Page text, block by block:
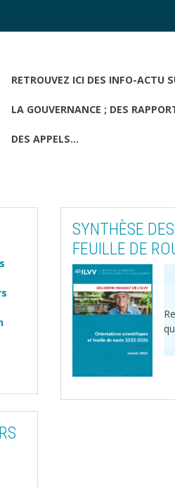
RETROUVEZ ICI DES INFO-ACTU
LA GOUVERNANCE ; DES
DES APPELS...
SYNTHÈSE
FEUILLE DE